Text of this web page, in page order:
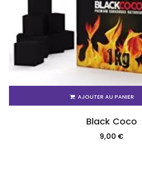
AJOUTER AU PANIER
Black Coco
9,00 €